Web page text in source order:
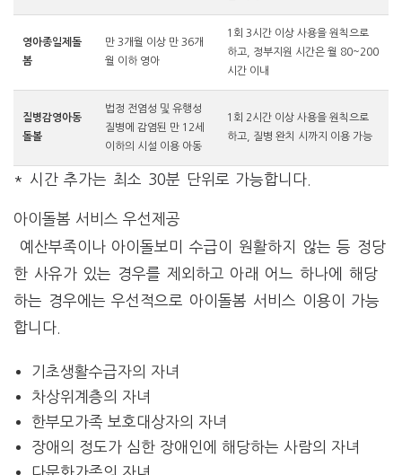
영아종일제돌
봄
만 3개월 이상 만 36개
월 이하 영아
1회 3시간 이상 사용을 원칙으로
하고, 정부지원 시간은 월 80~200
시간 이내
질병감영아동
돌볼
법정 전염성 및 유행성
질병에 감염된 만 12세
이하의 시설 이용 아동
1회 2시간 이상 사용을 원칙으로
하고, 질병 완치 시까지 이용 가능
* 시간 추가는 최소 30분 단위로 가능합니다.
아이돌봄 서비스 우선제공
예산부족이나 아이돌보미 수급이 원활하지 않는 등 정당
한 사유가 있는 경우를 제외하고 아래 어느 하나에 해당
하는 경우에는 우선적으로 아이돌봄 서비스 이용이 가능
합니다.
기초생활수급자의 자녀
차상위계층의 자녀
한부모가족 보호대상자의 자녀
장애의 정도가 심한 장애인에 해당하는 사람의 자녀